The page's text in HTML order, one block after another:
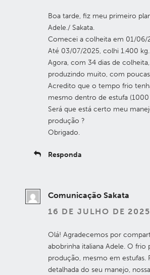
Boa tarde, fiz meu primeiro
Adele./ Sakata.
Comecei a colheita em 01/06/
Até 03/07/2025, colhi 1.400 kg.
Agora, com 34 dias de
produzindo muito, com
Acredito que o tempo frio
mesmo dentro de estufa
Será que está certo meu
produção ?
Obrigado.
Responda
Comunicação Sakata
16 DE JULHO DE
Olá! Agradecemos por
abobrinha italiana Adele. O frio
produção, mesmo em estufas.
detalhada do seu manejo,